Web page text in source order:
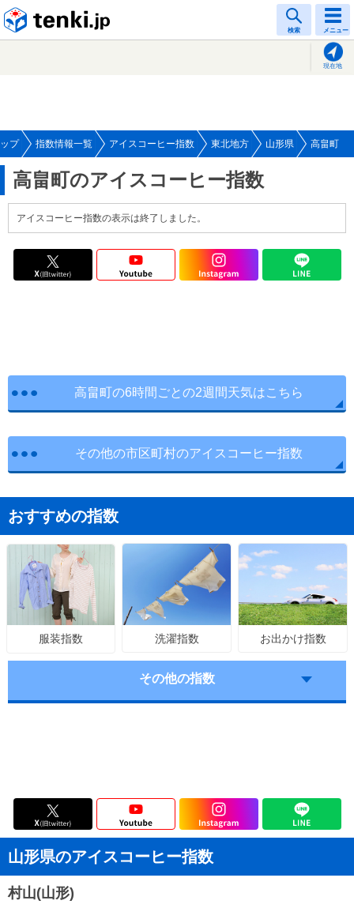
検索 メニュー
現在地
プ 指数情報一覧 アイスコーヒー指数 東北地方 山形県 高畠町
高畠町のアイスコーヒー指数
アイスコーヒー指数の表示は終了しました。
高畠町の6時間ごとの2週間天気はこちら
その他の市区町村のアイスコーヒー指数
おすすめの指数
服装指数 洗濯指数 お出かけ指数
その他の指数
山形県のアイスコーヒー指数
村山(山形)